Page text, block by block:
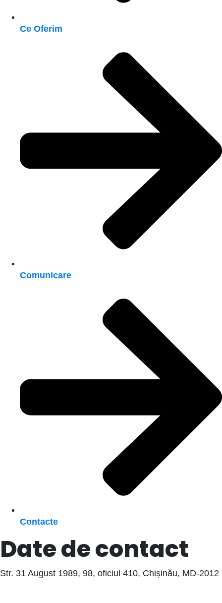
Ce Oferim
Comunicare
Contacte
Date de contact
Str. 31 August 1989, 98, oficiul 410, Chișinău, MD-2012